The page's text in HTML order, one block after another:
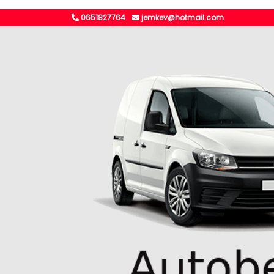
0651827764 jemkev@hotmail.com